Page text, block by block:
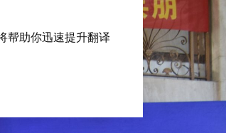
帮助你迅速提升翻译